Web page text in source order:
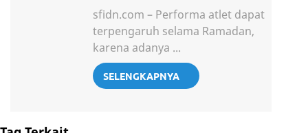
sfidn.com – Performa atlet dapat
terpengaruh selama Ramadan,
karena adanya ...
SELENGKAPNYA